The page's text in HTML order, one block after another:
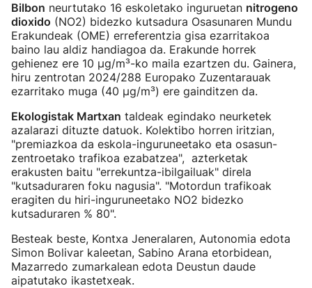
Bilbon neurtutako 16 eskoletako inguruetan nitrogeno
dioxido (NO2) bidezko kutsadura Osasunaren Mundu
Erakundeak (OME) erreferentzia gisa ezarritakoa
baino lau aldiz handiagoa da. Erakunde horrek
gehienez ere 10 µg/m³-ko maila ezartzen du. Gainera,
hiru zentrotan 2024/288 Europako Zuzentarauak
ezarritako muga (40 µg/m³) ere gainditzen da.
Ekologistak Martxan taldeak egindako neurketek
azalarazi dituzte datuok. Kolektibo horren iritzian,
"premiazkoa da eskola-inguruneetako eta osasun-
zentroetako trafikoa ezabatzea", azterketak
erakusten baitu "errekuntza-ibilgailuak" direla
"kutsaduraren foku nagusia". "Motordun trafikoak
eragiten du hiri-inguruneetako NO2 bidezko
kutsaduraren % 80".
Besteak beste, Kontxa Jeneralaren, Autonomia edota
Simon Bolivar kaleetan, Sabino Arana etorbidean,
Mazarredo zumarkalean edota Deustun daude
aipatutako ikastetxeak.